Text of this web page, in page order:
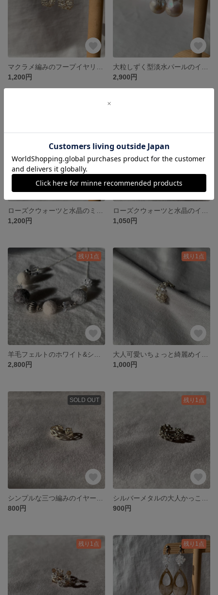
1,200円
2,900円
1,200円
1,050円
残り1点
2,800円
残り1点
1,000円
SOLD OUT
800円
残り1点
900円
残り1点 残り1点